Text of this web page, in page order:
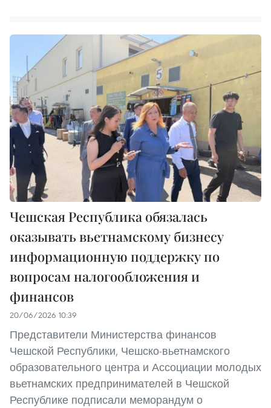
Чешская Республика обязалась
оказывать вьетнамскому бизнесу
информационную поддержку по
вопросам налогообложения и
финансов
20/06/2026 10:39
Представители Министерства финансов
Чешской Республики, Чешско-вьетнамского
образовательного центра и Ассоциации молодых
вьетнамских предпринимателей в Чешской
Республике подписали меморандум о